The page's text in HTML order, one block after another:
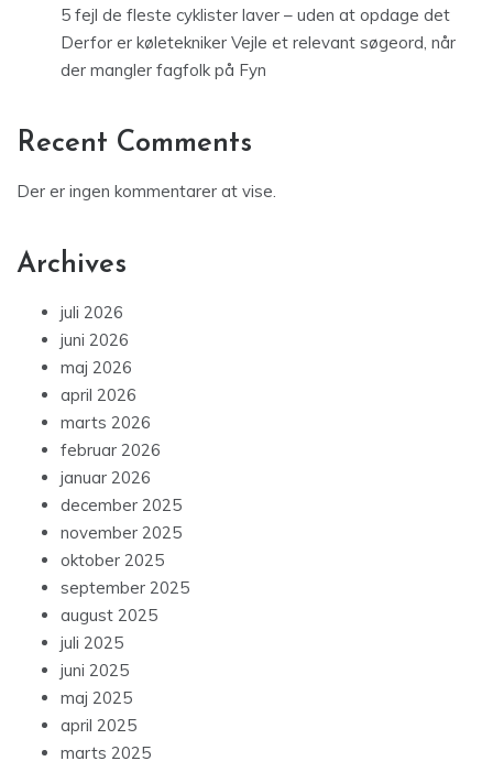
5 fejl de fleste cyklister laver – uden at opdage det
Derfor er køletekniker Vejle et relevant søgeord, når
der mangler fagfolk på Fyn
Recent Comments
Der er ingen kommentarer at vise.
Archives
juli 2026
juni 2026
maj 2026
april 2026
marts 2026
februar 2026
januar 2026
december 2025
november 2025
oktober 2025
september 2025
august 2025
juli 2025
juni 2025
maj 2025
april 2025
marts 2025